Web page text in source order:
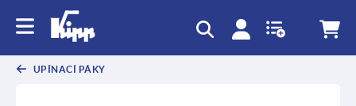
UPÍNACÍ PÁKY